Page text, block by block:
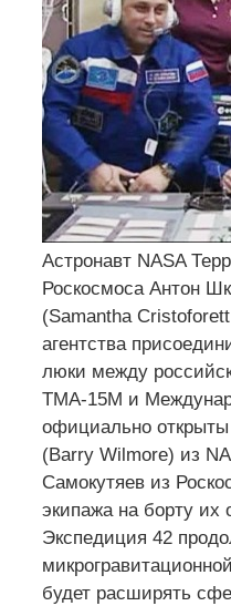
Астронавт NASA
Роскосмоса Антон
(Samantha
агентства
люки между
ТМА-15М и
официально
(Barry Wilmore) из
Самокутяев из
экипажа на борту их
Экспедиция 42
будет расширять